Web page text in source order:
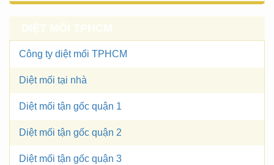
Công ty diệt mối TPHCM
Diệt mối tại nhà
Diệt mối tận gốc quận 1
Diệt mối tận gốc quận 2
Diệt mối tận gốc quận 3